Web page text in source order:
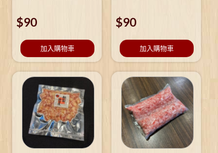
$90
加入購物車
$90
加入購物車